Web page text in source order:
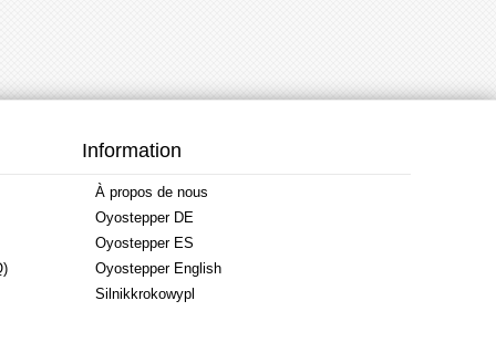
Information
À propos de nous
Oyostepper DE
Oyostepper ES
Oyostepper English
Silnikkrokowypl